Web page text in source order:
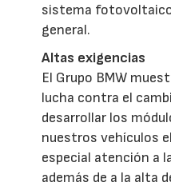
sistema
general.
Altas exigencias
El Grupo BMW
lucha contra el
desarrollar los
nuestros vehículos
especial atención a
además de a la alta